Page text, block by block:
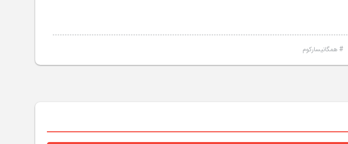
#همگانیسارکوم